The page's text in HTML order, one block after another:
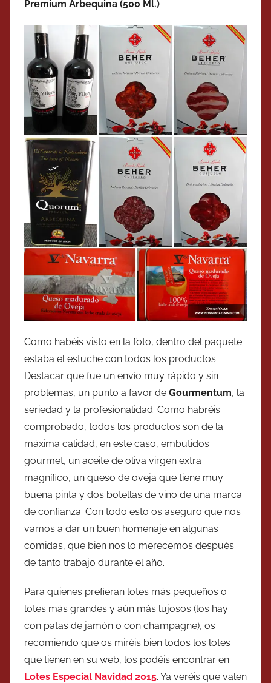
Premium Arbequina (500 Ml.)
Como habéis visto en la foto, dentro del paquete
estaba el estuche con todos los productos.
Destacar que fue un envío muy rápido y sin
problemas, un punto a favor de Gourmentum, la
seriedad y la profesionalidad. Como habréis
comprobado, todos los productos son de la
máxima calidad, en este caso, embutidos
gourmet, un aceite de oliva virgen extra
magnífico, un queso de oveja que tiene muy
buena pinta y dos botellas de vino de una marca
de confianza. Con todo esto os aseguro que nos
vamos a dar un buen homenaje en algunas
comidas, que bien nos lo merecemos después
de tanto trabajo durante el año.
Para quienes prefieran lotes más pequeños o
lotes más grandes y aún más lujosos (los hay
con patas de jamón o con champagne), os
recomiendo que os miréis bien todos los lotes
que tienen en su web, los podéis encontrar en
Lotes Especial Navidad 2015. Ya veréis que valen